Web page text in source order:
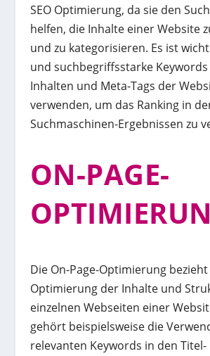
SEO Optimierung, da sie den
helfen, die Inhalte einer Website
und zu kategorisieren. Es ist
und suchbegriffsstarke
Inhalten und Meta-Tags der
verwenden, um das Ranking in
Suchmaschinen-Ergebnissen zu
ON-PAGE-
Die On-Page-Optimierung
Optimierung der Inhalte und
einzelnen Webseiten einer
gehört beispielsweise die
relevanten Keywords in den Titel-